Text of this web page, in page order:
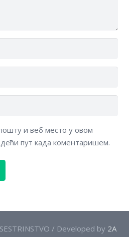
и веб место у овом
пут када коментаришем.
/ Developed by 2A